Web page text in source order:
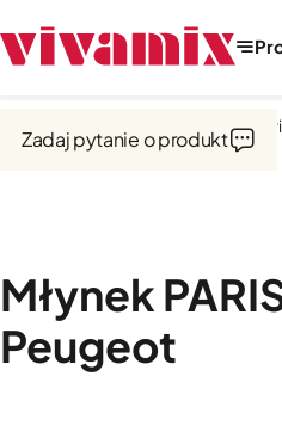
Narzędzia i
Młynek
Peugeot
Zadaj pytanie o produkt